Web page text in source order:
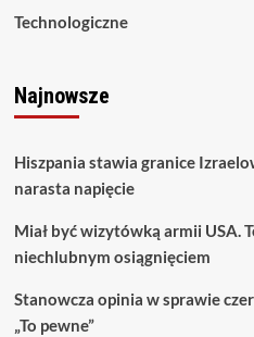
Technologiczne
Najnowsze
Hiszpania stawia granice
narasta napięcie
Miał być wizytówką armii USA.
niechlubnym osiągnięciem
Stanowcza opinia w sprawie
„To pewne”